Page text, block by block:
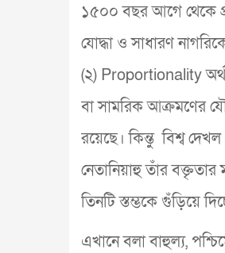
১৫০০ বছর আগে থেকে
যোদ্ধা ও সাধারণ
(২) Proportionality
বা সামরিক আক্রমণের
রয়েছে। কিন্তু বিশ্ব
নেতানিয়াহু তাঁর বক্তৃতার
তিনটি স্তম্ভকে গুঁড়িয়ে
এখানে বলা বাহুল্য,